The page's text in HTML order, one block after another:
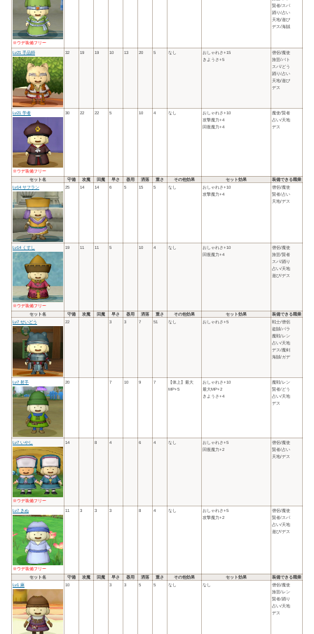
※ウデ装備フリー
賢者/スパ
踊り/占い
天地/遊び
デス/海賊
Lv21 手品師 32 19 19 10 13 20 5 なし
おしゃれさ+15
きようさ+5
僧侶/魔使
旅芸/バト
スパ/どう
踊り/占い
天地/遊び
デス
Lv21 学者
※ウデ装備フリー
30 22 22 5 10 4 なし
おしゃれさ+10
攻撃魔力+4
回復魔力+4
魔使/賢者
占い/天地
デス
セット名 守備 攻魔 回魔 早さ 器用 洒落 重さ その他効果 セット効果
装備できる職業
Lv14 サフラン
25 14 14 6 5 15 5 なし
おしゃれさ+10
攻撃魔力+4
僧侶/魔使
賢者/占い
天地/デス
Lv14 くすし
※ウデ装備フリー
19 11 11 5 10 4 なし
おしゃれさ+10
回復魔力+4
僧侶/魔使
旅芸/賢者
スパ/踊り
占い/天地
遊び/デス
セット名 守備 攻魔 回魔 早さ 器用 洒落 重さ その他効果 セット効果
装備できる職業
Lv7 せいどう
22 3 3 7 51 なし おしゃれさ+5
戦士/僧侶
盗賊/パラ
魔戦/レン
占い/天地
デス/魔剣
海賊/ガデ
Lv7 射手 20 7 10 9 7
【体上】最大
MP+5
おしゃれさ+10
最大MP+2
きようさ+4
魔戦/レン
賢者/どう
占い/天地
デス
Lv7 いやし
※ウデ装備フリー
14 8 4 6 4 なし
おしゃれさ+5
回復魔力+2
僧侶/魔使
賢者/占い
天地/デス
Lv7 きぬ
※ウデ装備フリー
11 3 3 3 8 4 なし
おしゃれさ+5
攻撃魔力+2
僧侶/魔使
賢者/スパ
占い/天地
遊び/デス
セット名 守備 攻魔 回魔 早さ 器用 洒落 重さ その他効果 セット効果
装備できる職業
Lv1 麻
10 3 3 5 5 なし なし
僧侶/魔使
旅芸/レン
賢者/踊り
占い/天地
デス